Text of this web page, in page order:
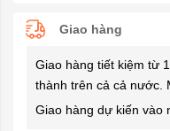
Giao hàng
Giao hàng tiết kiệm từ
thành trên cả cả nước.
Giao hàng dự kiến vào